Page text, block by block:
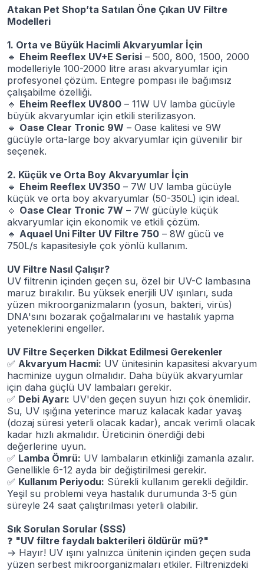
Atakan Pet Shop’ta Satılan Öne Çıkan UV Filtre
Modelleri
1. Orta ve Büyük Hacimli Akvaryumlar İçin
🔹 Eheim Reeflex UV+E Serisi – 500, 800, 1500, 2000
modelleriyle 100-2000 litre arası akvaryumlar için
profesyonel çözüm. Entegre pompası ile bağımsız
çalışabilme özelliği.
🔹 Eheim Reeflex UV800 – 11W UV lamba gücüyle
büyük akvaryumlar için etkili sterilizasyon.
🔹 Oase Clear Tronic 9W – Oase kalitesi ve 9W
gücüyle orta-large boy akvaryumlar için güvenilir bir
seçenek.
2. Küçük ve Orta Boy Akvaryumlar İçin
🔹 Eheim Reeflex UV350 – 7W UV lamba gücüyle
küçük ve orta boy akvaryumlar (50-350L) için ideal.
🔹 Oase Clear Tronic 7W – 7W gücüyle küçük
akvaryumlar için ekonomik ve etkili çözüm.
🔹 Aquael Uni Filter UV Filtre 750 – 8W gücü ve
750L/s kapasitesiyle çok yönlü kullanım.
UV Filtre Nasıl Çalışır?
UV filtrenin içinden geçen su, özel bir UV-C lambasına
maruz bırakılır. Bu yüksek enerjili UV ışınları, suda
yüzen mikroorganizmaların (yosun, bakteri, virüs)
DNA'sını bozarak çoğalmalarını ve hastalık yapma
yeteneklerini engeller.
UV Filtre Seçerken Dikkat Edilmesi Gerekenler
✅ Akvaryum Hacmi: UV ünitesinin kapasitesi akvaryum
hacminize uygun olmalıdır. Daha büyük akvaryumlar
için daha güçlü UV lambaları gerekir.
✅ Debi Ayarı: UV'den geçen suyun hızı çok önemlidir.
Su, UV ışığına yeterince maruz kalacak kadar yavaş
(dozaj süresi yeterli olacak kadar), ancak verimli olacak
kadar hızlı akmalıdır. Üreticinin önerdiği debi
değerlerine uyun.
✅ Lamba Ömrü: UV lambaların etkinliği zamanla azalır.
Genellikle 6-12 ayda bir değiştirilmesi gerekir.
✅ Kullanım Periyodu: Sürekli kullanım gerekli değildir.
Yeşil su problemi veya hastalık durumunda 3-5 gün
süreyle 24 saat çalıştırılması yeterli olabilir.
Sık Sorulan Sorular (SSS)
❓ "UV filtre faydalı bakterileri öldürür mü?"
→ Hayır! UV ışını yalnızca ünitenin içinden geçen suda
yüzen serbest mikroorganizmaları etkiler. Filtrenizdeki